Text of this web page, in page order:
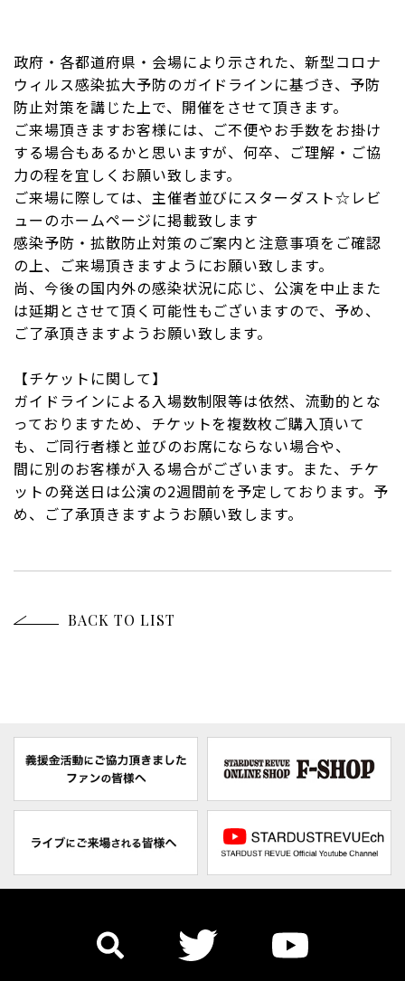
政府・各都道府県・会場により示された、新型コロナ
ウィルス感染拡大予防のガイドラインに基づき、予防
防止対策を講じた上で、開催をさせて頂きます。
ご来場頂きますお客様には、ご不便やお手数をお掛け
する場合もあるかと思いますが、何卒、ご理解・ご協
力の程を宜しくお願い致します。
ご来場に際しては、主催者並びにスターダスト☆レビ
ューのホームページに掲載致します
感染予防・拡散防止対策のご案内と注意事項をご確認
の上、ご来場頂きますようにお願い致します。
尚、今後の国内外の感染状況に応じ、公演を中止また
は延期とさせて頂く可能性もございますので、予め、
ご了承頂きますようお願い致します。
【チケットに関して】
ガイドラインによる入場数制限等は依然、流動的とな
っておりますため、チケットを複数枚ご購入頂いて
も、ご同行者様と並びのお席にならない場合や、
間に別のお客様が入る場合がございます。また、チケ
ットの発送日は公演の2週間前を予定しております。予
め、ご了承頂きますようお願い致します。
BACK TO LIST